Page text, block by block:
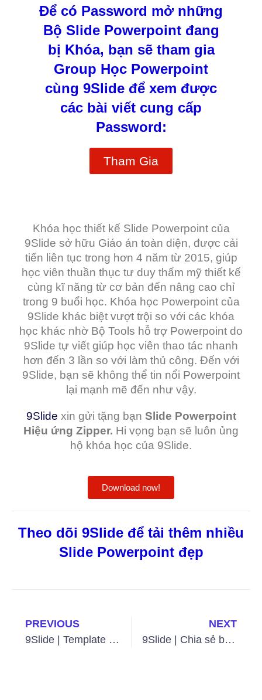
Để có Password mở những
Bộ Slide Powerpoint đang
bị Khóa, bạn sẽ tham gia
Group Học Powerpoint
cùng 9Slide để xem được
các bài viết cung cấp
Password:
Tham Gia
Khóa học thiết kế Slide Powerpoint của
9Slide sở hữu Giáo án toàn diện, được cải
tiến liên tục trong hơn 4 năm từ 2015, giúp
học viên thuần thục tư duy thẩm mỹ thiết kế
cùng kĩ năng từ cơ bản đến nâng cao chỉ
trong 9 buổi học. Khóa học Powerpoint của
9Slide khác biệt vượt trội so với các khóa
học khác nhờ Bộ Tools hỗ trợ Powerpoint do
9Slide tự viết giúp học viên thao tác nhanh
hơn đến 3 lần so với làm thủ công. Đến với
9Slide, bạn sẽ không thể tin nổi Powerpoint
lại mạnh mẽ đến như vậy.
9Slide xin gửi tặng bạn Slide Powerpoint
Hiệu ứng Zipper. Hi vọng bạn sẽ luôn ủng
hộ khóa học của 9Slide.
Download now!
Theo dõi 9Slide để tải thêm nhiều
Slide Powerpoint đẹp
PREVIOUS
9Slide | Template Slide Powerpoint about Food (Full Version)
NEXT
9Slide | Chia sẻ bộ Thư Viện Icon dành cho Powerpoint